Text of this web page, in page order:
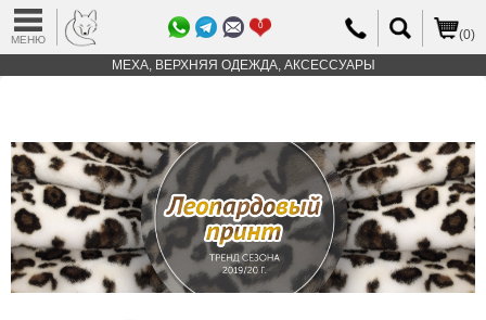
МЕНЮ
0
(0)
МЕХА, ВЕРХНЯЯ ОДЕЖДА, АКСЕССУАРЫ